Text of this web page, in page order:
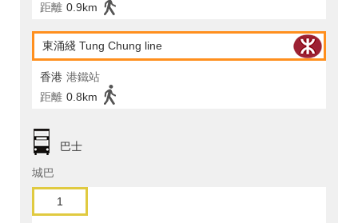
距離 0.9km
東涌綫 Tung Chung line
香港 港鐵站
距離 0.8km
巴士
城巴
1